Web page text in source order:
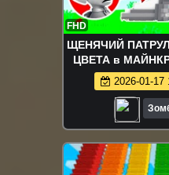
FHD
ЩЕНЯЧИЙ
ЦВЕТА в
2026-01-17